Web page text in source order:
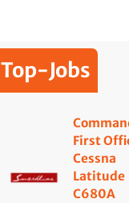
Top-Jobs
First
Cessna
Latitude
C680A